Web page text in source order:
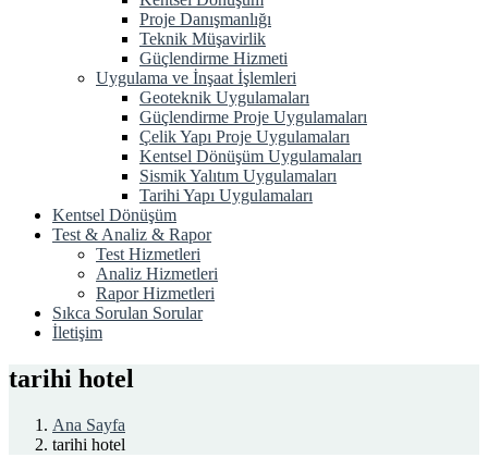
Proje Danışmanlığı
Teknik Müşavirlik
Güçlendirme Hizmeti
Uygulama ve İnşaat İşlemleri
Geoteknik Uygulamaları
Güçlendirme Proje Uygulamaları
Çelik Yapı Proje Uygulamaları
Kentsel Dönüşüm Uygulamaları
Sismik Yalıtım Uygulamaları
Tarihi Yapı Uygulamaları
Kentsel Dönüşüm
Test & Analiz & Rapor
Test Hizmetleri
Analiz Hizmetleri
Rapor Hizmetleri
Sıkca Sorulan Sorular
İletişim
tarihi hotel
Ana Sayfa
tarihi hotel